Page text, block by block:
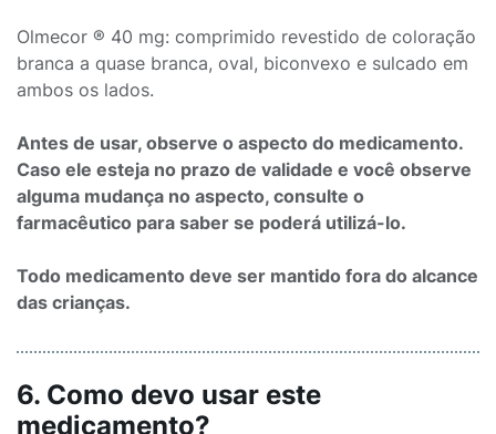
Olmecor ® 40 mg: comprimido revestido de coloração
branca a quase branca, oval, biconvexo e sulcado em
ambos os lados.
Antes de usar, observe o aspecto do medicamento.
Caso ele esteja no prazo de validade e você observe
alguma mudança no aspecto, consulte o
farmacêutico para saber se poderá utilizá-lo.
Todo medicamento deve ser mantido fora do alcance
das crianças.
6. Como devo usar este
medicamento?